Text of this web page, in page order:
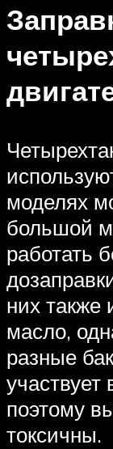
моделях
большой
работать
них также
масло,
разные
участвует
поэтому
токсичны.